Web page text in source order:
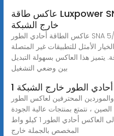
عاكس طاقة Luxpower SNA 3-6K أحادي الطور
خارج الشبكة
عاكس الطاقة أحادي الطور SNA 5/6k: الحل الأمثل لمشكلة انقطاع أو
الأمثل للتطبيقات غير المتصلة
يتميز هذا العاكس بسهولة التبديل
بين وضعي التشغيل
الطور خارج الشبكة
المحترفين لعاكس الطور
، نتمتع بمنتجات عالية الجودة
وأسعار تنافسية. يرجى أن تطمئن إلى العاكس أحادي الطور 1 كيلو واط
المخصص بالجملة خارج